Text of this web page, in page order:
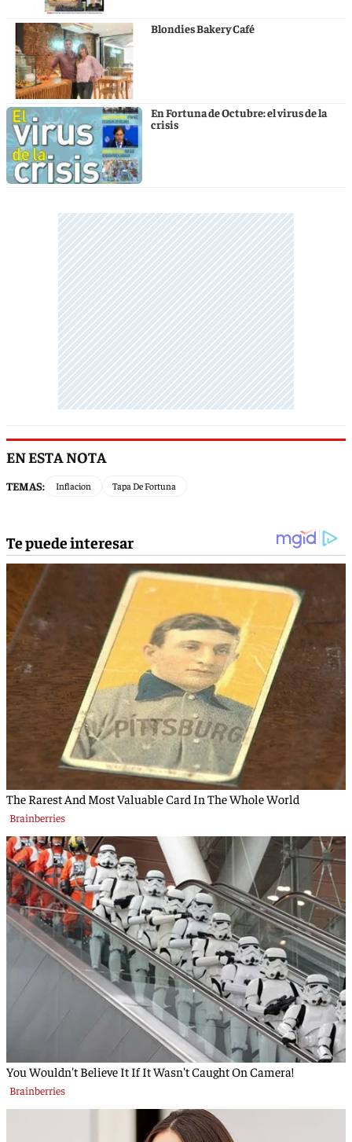
Blondies Bakery Café
En Fortuna de Octubre: el virus de la
crisis
EN ESTA NOTA
TEMAS: Inflacion Tapa De Fortuna